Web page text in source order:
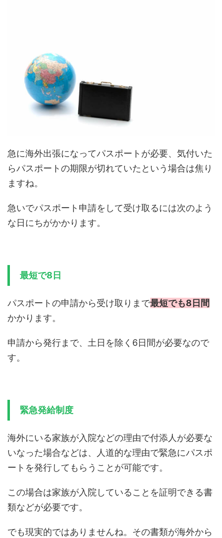
急に海外出張になってパスポートが必要、気付いた
らパスポートの期限が切れていたという場合は焦り
ますね。
急いでパスポート申請をして受け取るには次のよう
な日にちがかかります。
最短で8日
パスポートの申請から受け取りまで最短でも8日間
かかります。
申請から発行まで、土日を除く6日間が必要なので
す。
緊急発給制度
海外にいる家族が入院などの理由で付添人が必要な
いなった場合などは、人道的な理由で緊急にパスポ
ートを発行してもらうことが可能です。
この場合は家族が入院していることを証明できる書
類などが必要です。
でも現実的ではありませんね。その書類が海外から